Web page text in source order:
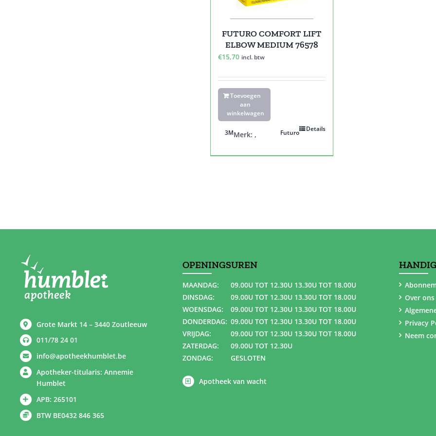
FUTURO COMFORT LIFT
ELBOW MEDIUM 76578
€15,70 incl. btw
Toevoegen
aan
winkelwagen
Details
Merk:
3M , Futuro
Grote Markt 14 – 3440 Zoutleeuw
011/78 24 01
info@apotheekhumblet.be
Apotheker-titularis: Annemie
Humblet
APB: 265101
BTW BE0432 846 365
OPENINGSUREN
MAANDAG:
09.00U TOT 12.30U 13.30U TOT 18.00U
DINSDAG:
09.00U TOT 12.30U 13.30U TOT 18.00U
WOENSDAG:
09.00U TOT 12.30U 13.30U TOT 18.00U
DONDERDAG: 09.00U TOT 12.30U 13.30U TOT 18.00U
VRIJDAG:
09.00U TOT 12.30U 13.30U TOT 18.00U
ZATERDAG:
09.00U TOT 12.30U
ZONDAG:
GESLOTEN
Apotheek van wacht
Over ons
Privacy
Neem